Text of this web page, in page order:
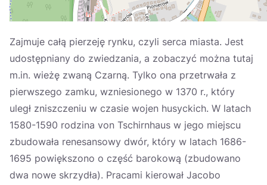
Zajmuje całą pierzeję rynku, czyli serca miasta. Jest
udostępniany do zwiedzania, a zobaczyć można tutaj
m.in. wieżę zwaną Czarną. Tylko ona przetrwała z
pierwszego zamku, wzniesionego w 1370 r., który
uległ zniszczeniu w czasie wojen husyckich. W latach
1580-1590 rodzina von Tschirnhaus w jego miejscu
zbudowała renesansowy dwór, który w latach 1686-
1695 powiększono o część barokową (zbudowano
dwa nowe skrzydła). Pracami kierował Jacobo